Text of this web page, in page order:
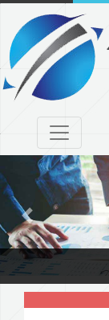
Previous